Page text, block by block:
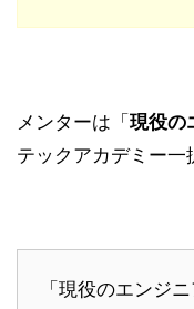
メンターは「現役の
テックアカデミー一
「現役のエンジ